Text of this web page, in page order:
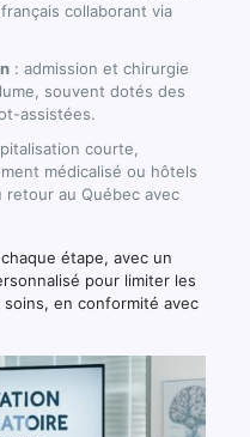
collaborant via
: admission et chirurgie
souvent dotés des
assistées.
courte,
médicalisé ou hôtels
retour au Québec avec
étape, avec un
pour limiter les
en conformité avec